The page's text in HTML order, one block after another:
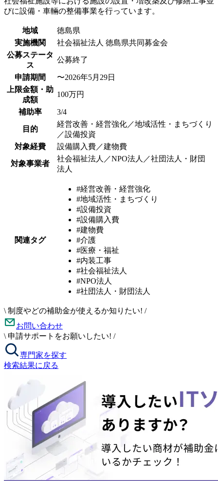
びに設備・車輛の整備事業を行っています。
地域
徳島県
実施機関
社会福祉法人 徳島県共同募金会
公募ステータ
ス
公募終了
申請期間
〜2026年5月29日
上限金額・助
成額
100万円
補助率 3/4
目的
経営改善・経営強化／地域活性・まちづくり
／設備投資
対象経費
設備購入費／建物費
対象事業者
社会福祉法人／NPO法人／社団法人・財団
法人
関連タグ
#経営改善・経営強化
#地域活性・まちづくり
#設備投資
#設備購入費
#建物費
#介護
#医療・福祉
#内装工事
#社会福祉法人
#NPO法人
#社団法人・財団法人
\ 制度やどの補助金が使えるか知りたい! /
お問い合わせ
\ 申請サポートをお願いしたい! /
専門家を探す
検索結果に戻る